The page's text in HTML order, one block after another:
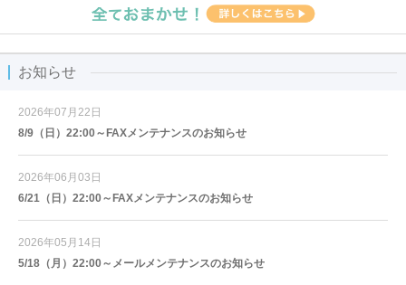
お知らせ
2026年07月22日
8/9（日）22:00～FAXメンテナンスのお知らせ
2026年06月03日
6/21（日）22:00～FAXメンテナンスのお知らせ
2026年05月14日
5/18（月）22:00～メールメンテナンスのお知らせ